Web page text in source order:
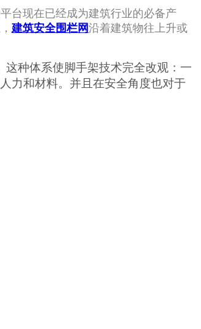
台现在已经成为建筑行业的必备产
建筑安全围栏网沿着建筑物往上升或
种体系使脚手架技术完全改观：一
力和材料。并且在安全角度也对于